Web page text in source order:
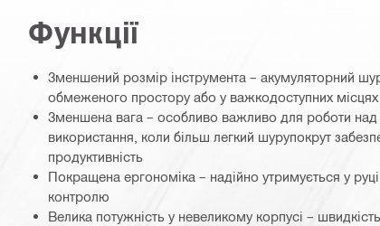
Функції
Зменшений розмір інструмента – акумуляторний
обмеженого простору або у важкодоступних місцях
Зменшена вага – особливо важливо для роботи над
використання, коли більш легкий шурупокрут
продуктивність
Покращена ергономіка – надійно утримується у
контролю
Велика потужність у невеликому корпусі –